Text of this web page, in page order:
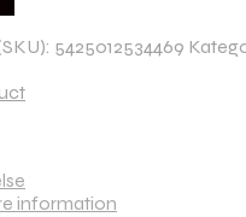
5425012534469
information